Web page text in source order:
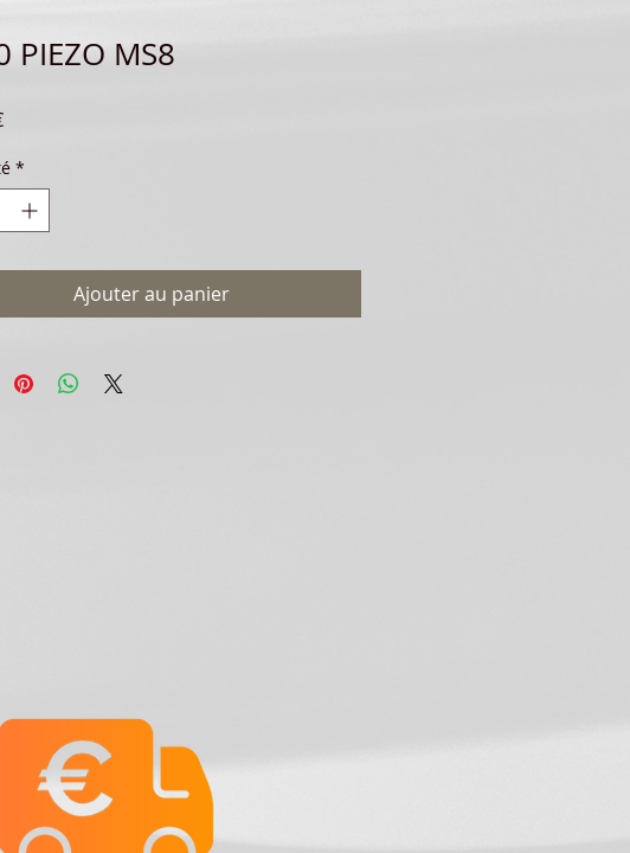
PIEZO MS8
Prix
*
Ajouter au panier